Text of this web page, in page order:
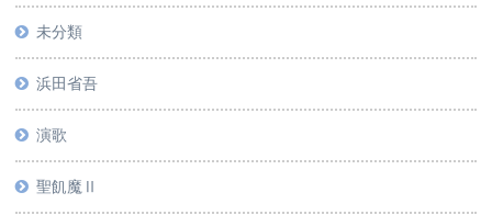
未分類
浜田省吾
演歌
聖飢魔Ⅱ